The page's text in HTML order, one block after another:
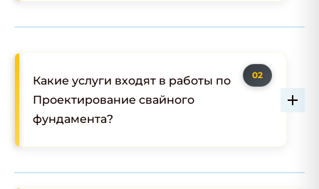
Какие услуги входят в работы по
Проектирование свайного
фундамента?